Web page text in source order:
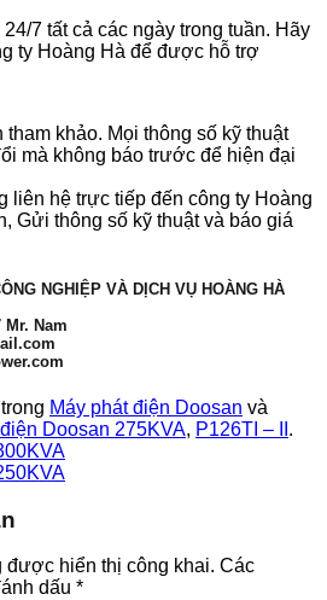
7 tất cả các ngày trong tuần. Hãy
ty Hoàng Hà để được hỗ trợ
tham khảo. Mọi thông số kỹ thuật
mà không báo trước để hiện đại
liên hệ trực tiếp đến công ty Hoàng
Gửi thông số kỹ thuật và báo giá
NGHIỆP VÀ DỊCH VỤ HOÀNG HÀ
Mr. Nam
Máy phát điện Doosan và
Doosan 275KVA, P126TI – II .
được hiển thị công khai. Các
dấu *